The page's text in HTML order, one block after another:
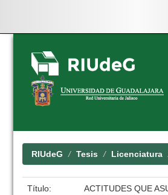
Skip
navigation
RIUdeG Tesis Licenciatura
Título:
ACTITUDES QUE